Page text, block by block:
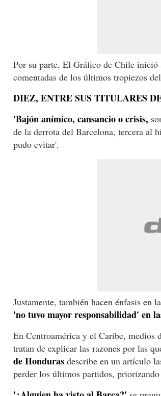
Por su parte, El Gráfico de Chile inició
comentadas de los últimos tropiezos
DIEZ, ENTRE SUS TITULARES
'Bajón anímico, cansancio o crisis,
de la derrota del Barcelona, tercera al
pudo evitar'.
Justamente, también hacen énfasis en
'no tuvo mayor responsabilidad' en
En Centroamérica y el Caribe, medios
tratan de explicar las razones por las
de Honduras describe en un artículo
perder los últimos partidos, priorizando